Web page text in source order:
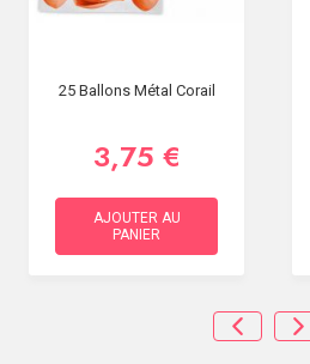
25 Ballons Métal Corail
3,75 €
AJOUTER AU
PANIER